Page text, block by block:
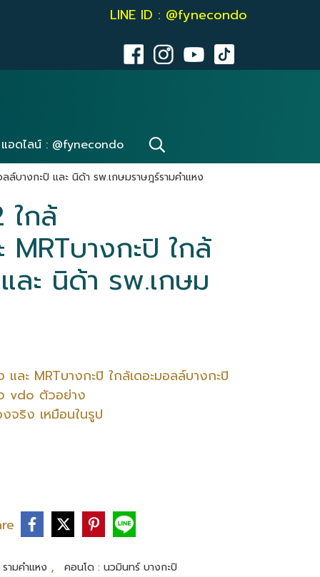
LINE ID : @fynecondo
แอดไลน์ : @fynecondo
ล์บางกะปิ และ นิด้า รพ.เกษมราษฎร์รามคำแหง
ใกล้
MRTบางกะปิ ใกล้
ละ นิด้า รพ.เกษม
ละ MRTบางกะปิ ใกล้เดอะมอลล์บางกะปิ
vdo ตัวอย่าง
ริง เหมือนในรูป
ามคำแหง , คอนโด : นวมินทร์ บางกะปิ